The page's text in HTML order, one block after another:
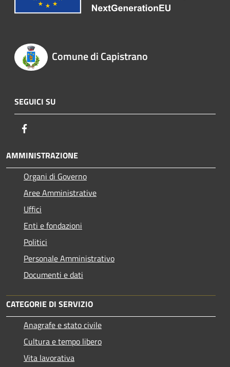
Comune di Capistrano
SEGUICI SU
AMMINISTRAZIONE
Organi di Governo
Aree Amministrative
Uffici
Enti e fondazioni
Politici
Personale Amministrativo
Documenti e dati
CATEGORIE DI SERVIZIO
Anagrafe e stato civile
Cultura e tempo libero
Vita lavorativa